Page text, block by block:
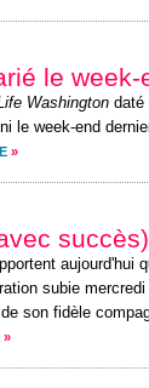
le week-
Washington daté
le week-end
»
succès)
aujourd'hui
subie
son fidèle
»